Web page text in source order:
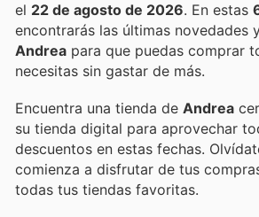
el 22 de agosto de 2026 . En estas
encontrarás las últimas novedades
Andrea para que puedas comprar
necesitas sin gastar de más.
Encuentra una tienda de Andrea
su tienda digital para aprovechar
descuentos en estas fechas.
comienza a disfrutar de tus
todas tus tiendas favoritas.